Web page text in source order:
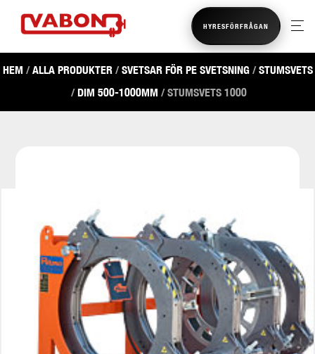
HYRESFÖRFRÅGAN
HEM /ALLA PRODUKTER/SVETSAR FÖR PE SVETSNING/STUMSVETS
/ DIM 500-1000MM / STUMSVETS 1000